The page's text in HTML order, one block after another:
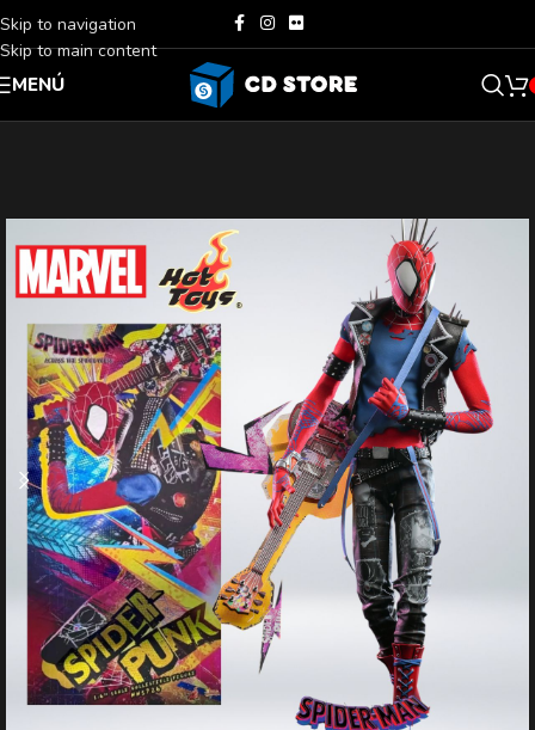
Skip to navigation
Skip to main content
MENÚ